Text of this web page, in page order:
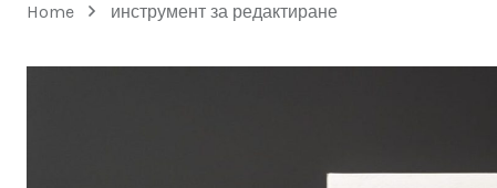
Home инструмент за редактиране